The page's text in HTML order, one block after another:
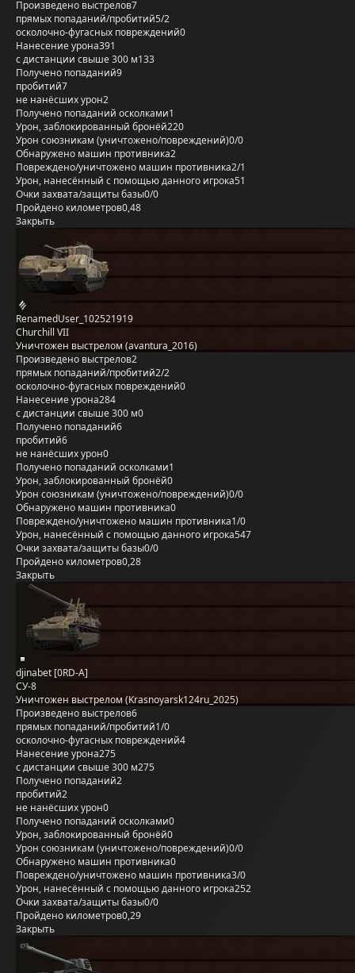
Произведено выстрелов7
прямых попаданий/пробитий5/2
осколочно-фугасных повреждений0
Нанесение урона391
с дистанции свыше 300 м133
Получено попаданий9
пробитий7
не нанёсших урон2
Получено попаданий осколками1
Урон, заблокированный бронёй220
Урон союзникам (уничтожено/повреждений)0/0
Обнаружено машин противника2
Повреждено/уничтожено машин противника2/1
Урон, нанесённый с помощью данного игрока51
Очки захвата/защиты базы0/0
Пройдено километров0,48
Закрыть
RenamedUser_102521919
Churchill VII
Уничтожен выстрелом (avantura_2016)
Произведено выстрелов2
прямых попаданий/пробитий2/2
осколочно-фугасных повреждений0
Нанесение урона284
с дистанции свыше 300 м0
Получено попаданий6
пробитий6
не нанёсших урон0
Получено попаданий осколками1
Урон, заблокированный бронёй0
Урон союзникам (уничтожено/повреждений)0/0
Обнаружено машин противника0
Повреждено/уничтожено машин противника1/0
Урон, нанесённый с помощью данного игрока547
Очки захвата/защиты базы0/0
Пройдено километров0,28
Закрыть
djinabet [0RD-A]
СУ-8
Уничтожен выстрелом (Krasnoyarsk124ru_2025)
Произведено выстрелов6
прямых попаданий/пробитий1/0
осколочно-фугасных повреждений4
Нанесение урона275
с дистанции свыше 300 м275
Получено попаданий2
пробитий2
не нанёсших урон0
Получено попаданий осколками0
Урон, заблокированный бронёй0
Урон союзникам (уничтожено/повреждений)0/0
Обнаружено машин противника0
Повреждено/уничтожено машин противника3/0
Урон, нанесённый с помощью данного игрока252
Очки захвата/защиты базы0/0
Пройдено километров0,29
Закрыть